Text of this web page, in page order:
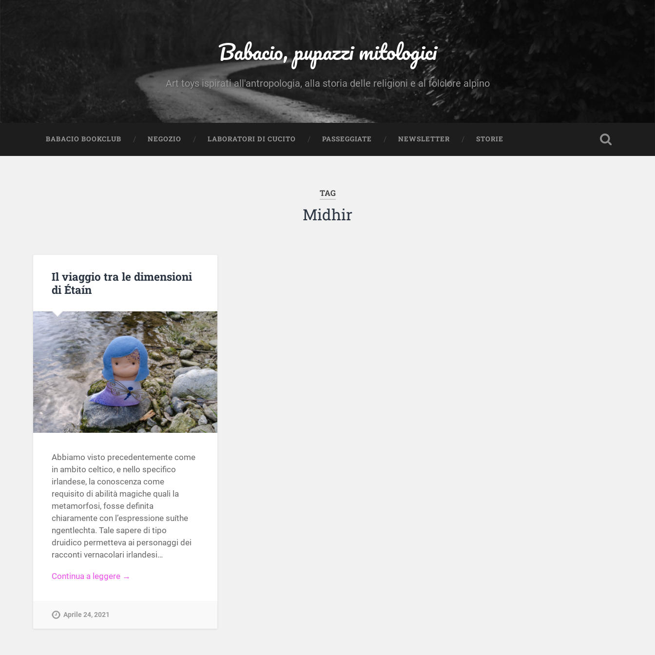
Babacio, pupazzi mitologici
Art toys ispirati all'antropologia, alla storia delle religioni e al folclore alpino
BABACIO BOOKCLUB NEGOZIO LABORATORI DI CUCITO PASSEGGIATE NEWSLETTER STORIE
TAG
Midhir
Il viaggio tra le dimensioni
di Étaín
Abbiamo visto precedentemente come
in ambito celtico, e nello specifico
irlandese, la conoscenza come
requisito di abilità magiche quali la
metamorfosi, fosse definita
chiaramente con l’espressione suíthe
ngentlechta. Tale sapere di tipo
druidico permetteva ai personaggi dei
racconti vernacolari irlandesi…
Continua a leggere →
Aprile 24, 2021